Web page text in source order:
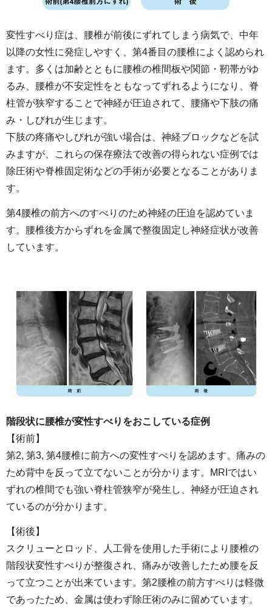
変性すべり症は、腰椎が前後にずれてしまう病気で、中年
以降の女性に発症しやすく、第4番目の腰椎によく認められ
ます。多くは加齢とともに腰椎の椎間板や関節・靭帯がゆ
るみ、腰椎が不安定性をともなってずれるようになり、脊
柱管が狭窄することで神経が圧迫されて、腰痛や下肢の痛
み・しびれが生じます。
下肢の疼痛やしびれが強い場合は、神経ブロックなどを試
みますが、これらの保存療法で改善の得られない症例では
除圧術や脊椎固定術などの手術が必要となることがありま
す。
第4腰椎の前方へのすべりのため神経の圧迫を認めていま
す。腰椎後方からずれを金属で整復固定し神経症状が改善
しています。
階段状に腰椎が変性すべりをおこしている症例
【術前】
第2, 第3, 第4腰椎に前方への変性すべりを認めます。痛みの
ため背中を反って立てないことが分かります。MRIではい
ずれの椎間でも強い脊柱管狭窄が発生し、神経が圧迫され
ているのが分かります。
【術後】
スクリューとロッド、人工骨を使用した手術により腰椎の
階段状変性すべりが整復され、痛みが改善したため腰を反
って立つことが出来ています。第2腰椎の前方すべりは軽微
であったため、金属は使わず除圧術のみに留めています。